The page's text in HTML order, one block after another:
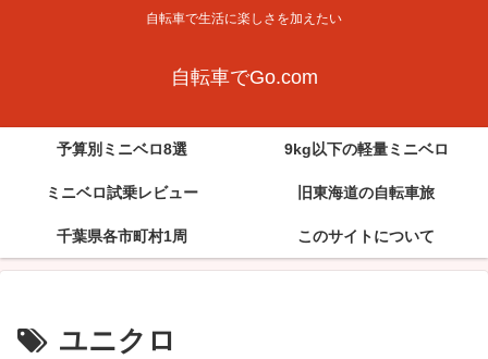
自転車で生活に楽しさを加えたい
自転車でGo.com
予算別ミニベロ8選 9kg以下の軽量ミニベロ
ミニベロ試乗レビュー 旧東海道の自転車旅
千葉県各市町村1周 このサイトについて
ユニクロ